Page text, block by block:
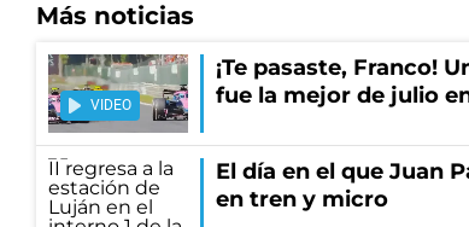
Más noticias
VIDEO
¡Te pasaste, Franco!
fue la mejor de julio
El día en el que Juan
en tren y micro